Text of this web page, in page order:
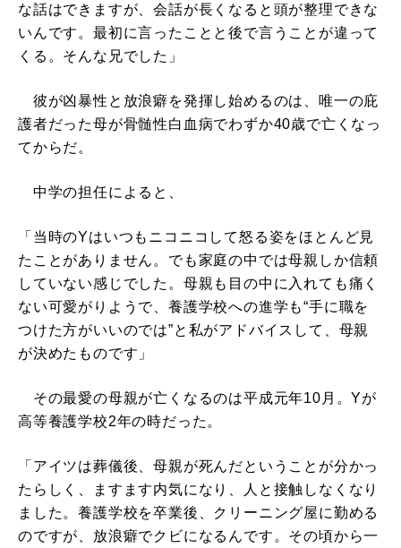
な話はできますが、会話が長くなると頭が整理できな
いんです。最初に言ったことと後で言うことが違って
くる。そんな兄でした」
彼が凶暴性と放浪癖を発揮し始めるのは、唯一の庇
護者だった母が骨髄性白血病でわずか40歳で亡くなっ
てからだ。
中学の担任によると、
「当時のYはいつもニコニコして怒る姿をほとんど見
たことがありません。でも家庭の中では母親しか信頼
していない感じでした。母親も目の中に入れても痛く
ない可愛がりようで、養護学校への進学も“手に職を
つけた方がいいのでは”と私がアドバイスして、母親
が決めたものです」
その最愛の母親が亡くなるのは平成元年10月。Yが
高等養護学校2年の時だった。
「アイツは葬儀後、母親が死んだということが分かっ
たらしく、ますます内気になり、人と接触しなくなり
ました。養護学校を卒業後、クリーニング屋に勤める
のですが、放浪癖でクビになるんです。その頃から一